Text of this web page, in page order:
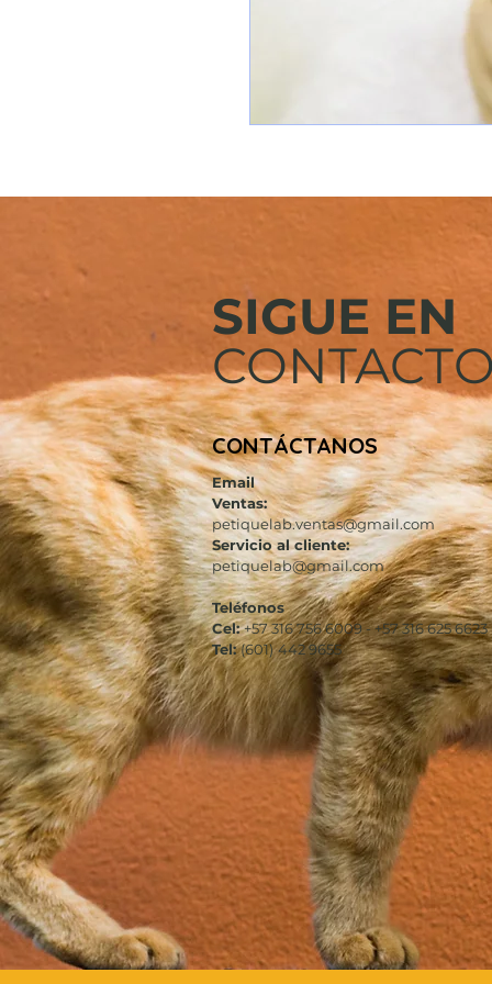
SIGUE EN
CONTÁCTANOS
Email
Ventas:
petiquelab.ventas@gmail.com
Servicio al cliente:
petiquelab@gmail.com
Teléfonos
Cel:+57 316 756 6009 - +57 316 625 6623
Tel:(601) 442 9655